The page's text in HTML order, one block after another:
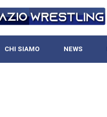
CHI SIAMO NEWS